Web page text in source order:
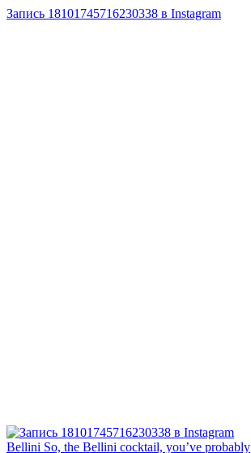
Запись 18101745716230338 в Instagram
Bellini⁠ So, the Bellini cocktail, you’ve probably